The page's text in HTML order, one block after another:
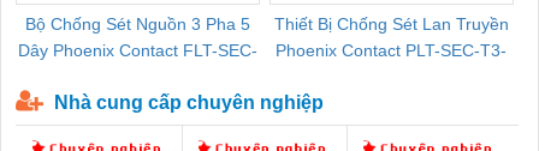
Bộ Chống Sét Nguồn 3 Pha 5
Dây Phoenix Contact FLT-SEC-
Thiết Bị Chống Sét Lan Truyền
Phoenix Contact PLT-SEC-T3-
Nhà cung cấp chuyên nghiệp